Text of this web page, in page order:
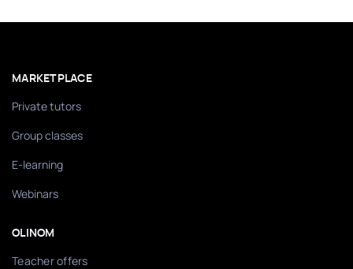
MARKETPLACE
Private tutors
Group classes
E-learning
Webinars
OLINOM
Teacher offers